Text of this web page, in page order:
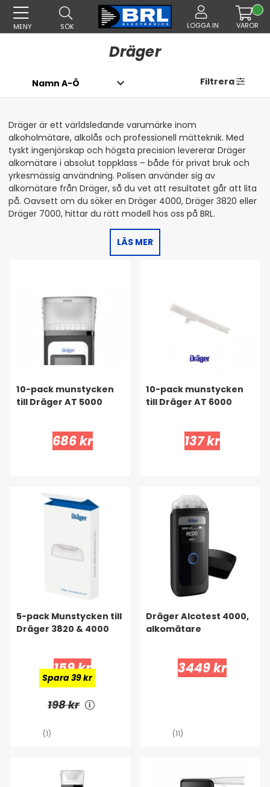
MENY SÖK LOGGA IN VAROR
Dräger
Dräger är ett världsledande varumärke inom
alkoholmätare, alkolås och professionell mätteknik. Med
tyskt ingenjörskap och högsta precision levererar Dräger
alkomätare i absolut toppklass – både för privat bruk och
yrkesmässig användning. Polisen använder sig av
alkomätare från Dräger, så du vet att resultatet går att lita
på. Oavsett om du söker en Dräger 4000, Dräger 3820 eller
Dräger 7000, hittar du rätt modell hos oss på BRL.
LÄS MER
Filtrera
10-pack munstycken
till Dräger AT 5000
686 kr
10-pack munstycken
till Dräger AT 6000
137 kr
5-pack Munstycken till
Dräger 3820 & 4000
159 kr
Spara 39 kr
198 kr
(1)
Dräger Alcotest 4000,
alkomätare
3449 kr
(11)